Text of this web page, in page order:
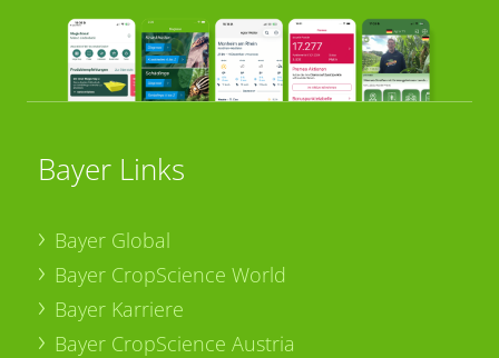
Bayer Links
Bayer Global
Bayer CropScience World
Bayer Karriere
Bayer CropScience Austria